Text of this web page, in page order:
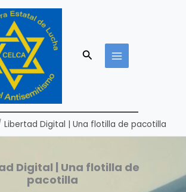
Buscar
Libertad Digital | Una flotilla de pacotilla
Digital | Una flotilla de
pacotilla